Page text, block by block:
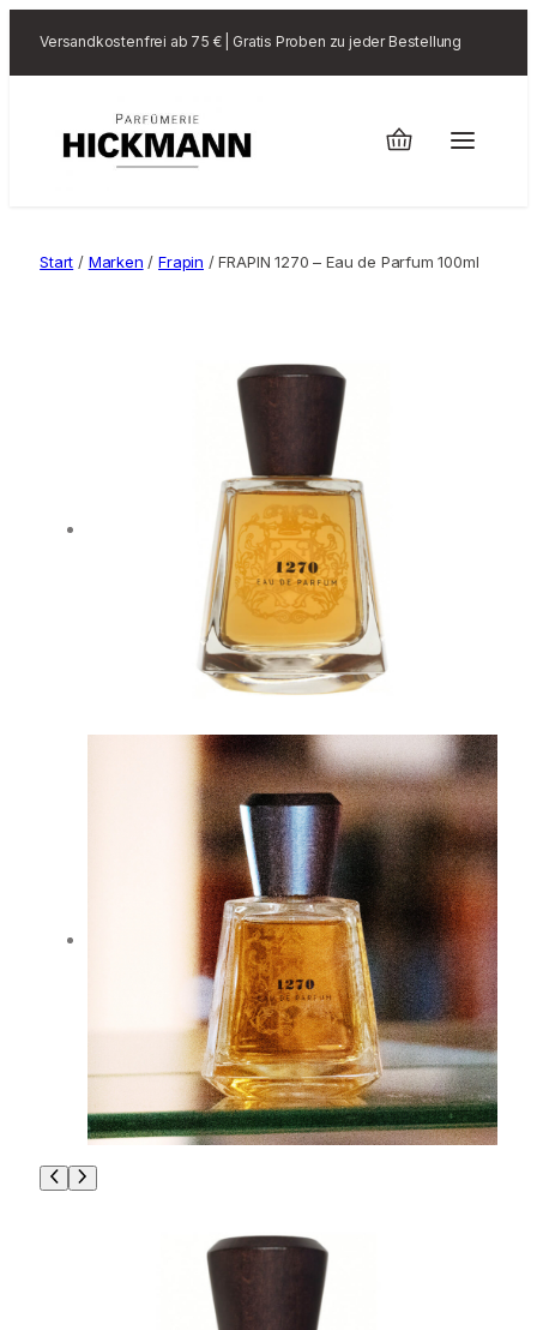
Versandkostenfrei ab 75 € | Gratis Proben zu jeder Bestellung
Start / Marken /Frapin / FRAPIN 1270 – Eau de Parfum 100ml